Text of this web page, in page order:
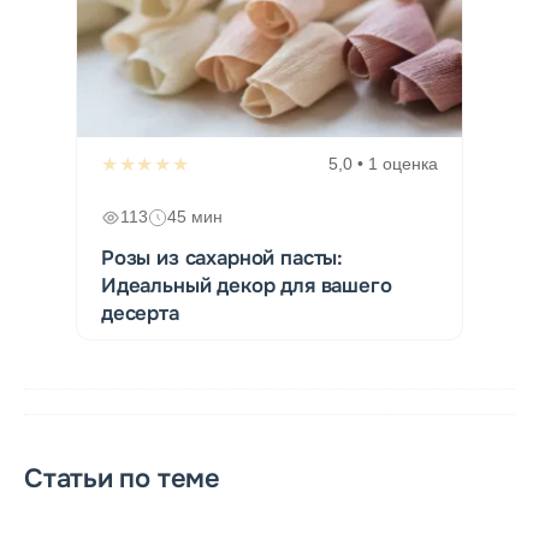
★★★★★ 5,0 • 1 оценка
113 45 мин
Розы из сахарной пасты:
Идеальный декор для вашего
десерта
Статьи по теме